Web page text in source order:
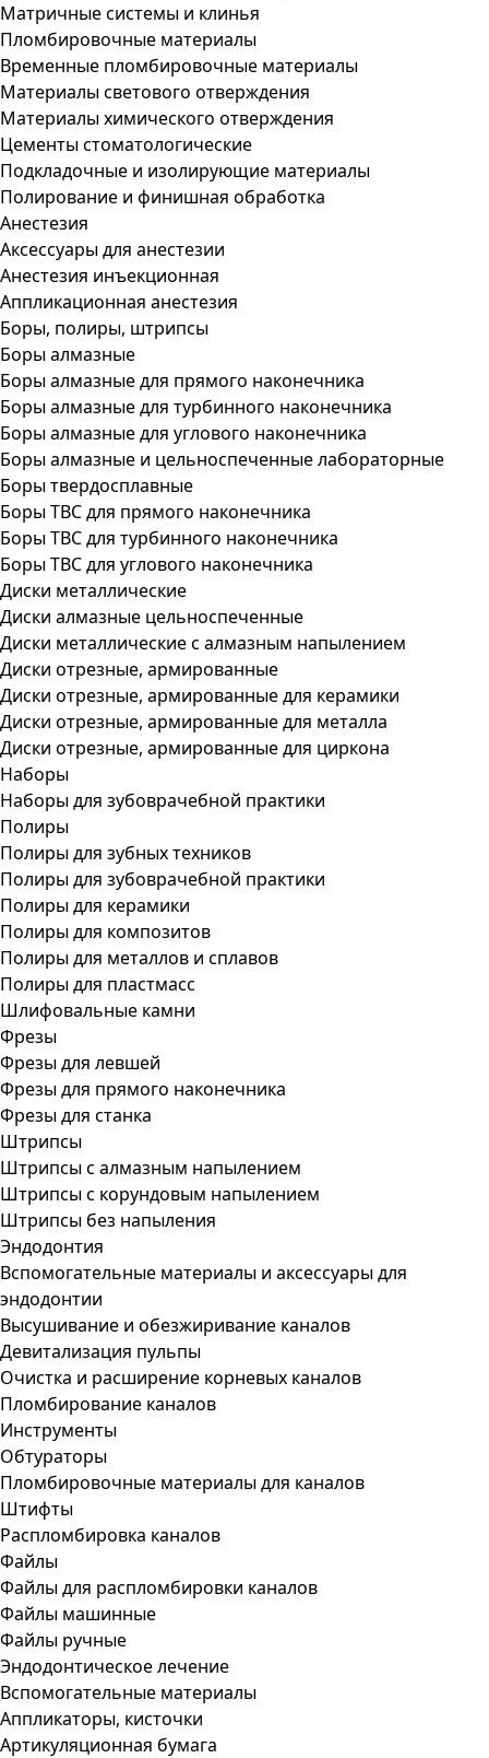
Матричные системы и клинья
Пломбировочные материалы
Временные пломбировочные материалы
Материалы светового отверждения
Материалы химического отверждения
Цементы стоматологические
Подкладочные и изолирующие материалы
Полирование и финишная обработка
Анестезия
Аксессуары для анестезии
Анестезия инъекционная
Аппликационная анестезия
Боры, полиры, штрипсы
Боры алмазные
Боры алмазные для прямого наконечника
Боры алмазные для турбинного наконечника
Боры алмазные для углового наконечника
Боры алмазные и цельноспеченные лабораторные
Боры твердосплавные
Боры ТВС для прямого наконечника
Боры ТВС для турбинного наконечника
Боры ТВС для углового наконечника
Диски металлические
Диски алмазные цельноспеченные
Диски металлические с алмазным напылением
Диски отрезные, армированные
Диски отрезные, армированные для керамики
Диски отрезные, армированные для металла
Диски отрезные, армированные для циркона
Наборы
Наборы для зубоврачебной практики
Полиры
Полиры для зубных техников
Полиры для зубоврачебной практики
Полиры для керамики
Полиры для композитов
Полиры для металлов и сплавов
Полиры для пластмасс
Шлифовальные камни
Фрезы
Фрезы для левшей
Фрезы для прямого наконечника
Фрезы для станка
Штрипсы
Штрипсы c алмазным напылением
Штрипсы c корундовым напылением
Штрипсы без напыления
Эндодонтия
Вспомогательные материалы и аксессуары для
эндодонтии
Высушивание и обезжиривание каналов
Девитализация пульпы
Очистка и расширение корневых каналов
Пломбирование каналов
Инструменты
Обтураторы
Пломбировочные материалы для каналов
Штифты
Распломбировка каналов
Файлы
Файлы для распломбировки каналов
Файлы машинные
Файлы ручные
Эндодонтическое лечение
Вспомогательные материалы
Аппликаторы, кисточки
Артикуляционная бумага